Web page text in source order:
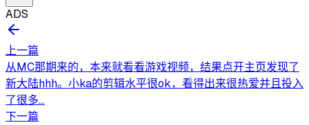
ADS
上一篇
从MC那期来的，本来就看看游戏视频，结果点开主页发现了
新大陆hhh。小ka的剪辑水平很ok，看得出来很热爱并且投入
了很多...
下一篇